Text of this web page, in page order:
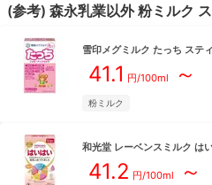
(参考) 森永乳業以外粉ミルク
雪印メグミルク たっち ステ
41.1 円/100ml ～
粉ミルク
和光堂 レーベンスミルク は
41.2 円/100ml ～